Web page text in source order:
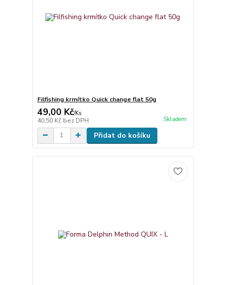
Filfishing krmítko Quick change flat 50g
49,00 Kč/Ks
40,50 Kč bez DPH Skladem
Přidat do košíku